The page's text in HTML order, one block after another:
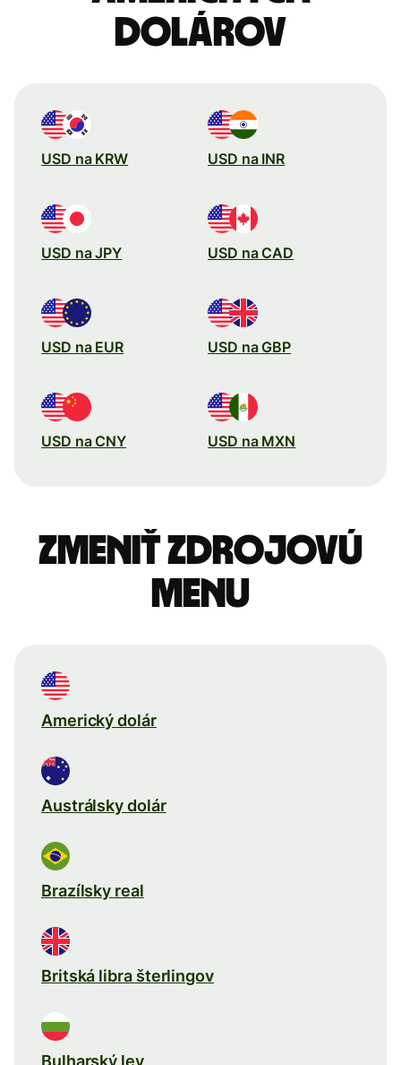
dolárov
USD na KRW USD na INR
USD na JPY USD na CAD
USD na EUR USD na GBP
USD na CNY USD na MXN
Zmeniť zdrojovú
menu
Americký dolár
Austrálsky dolár
Brazílsky real
Britská libra šterlingov
Bulharský lev